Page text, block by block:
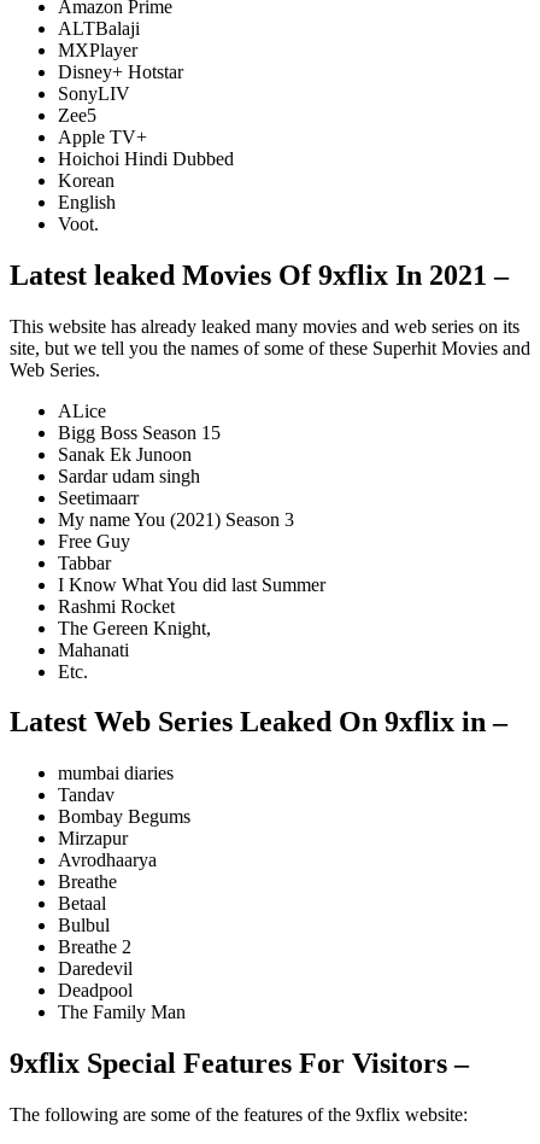
Amazon Prime
ALTBalaji
MXPlayer
Disney+ Hotstar
SonyLIV
Zee5
Apple TV+
Hoichoi Hindi Dubbed
Korean
English
Voot.
Latest leaked Movies Of 9xflix In 2021 –
This website has already leaked many movies and web series on its
site, but we tell you the names of some of these Superhit Movies and
Web Series.
ALice
Bigg Boss Season 15
Sanak Ek Junoon
Sardar udam singh
Seetimaarr
My name You (2021) Season 3
Free Guy
Tabbar
I Know What You did last Summer
Rashmi Rocket
The Gereen Knight,
Mahanati
Etc.
Latest Web Series Leaked On 9xflix in –
mumbai diaries
Tandav
Bombay Begums
Mirzapur
Avrodhaarya
Breathe
Betaal
Bulbul
Breathe 2
Daredevil
Deadpool
The Family Man
9xflix Special Features For Visitors –
The following are some of the features of the 9xflix website: